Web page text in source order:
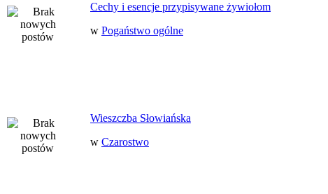
Cechy i esencje przypisywane żywiołom
w Pogaństwo ogólne
Wieszczba Słowiańska
w Czarostwo